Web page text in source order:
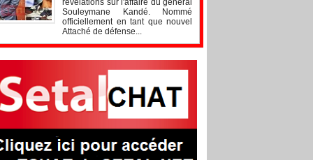
révélations sur l'affaire du général
Souleymane Kandé. Nommé
officiellement en tant que nouvel
Attaché de défense...